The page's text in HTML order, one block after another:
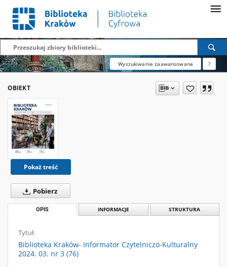
Wyszukiwanie zaawansowane ?
OBIEKT
Pokaż treść
Pobierz
OPIS INFORMACJE STRUKTURA
Tytuł:
Biblioteka Kraków- Informator Czytelniczo-Kulturalny
2024. 03. nr 3 (76)